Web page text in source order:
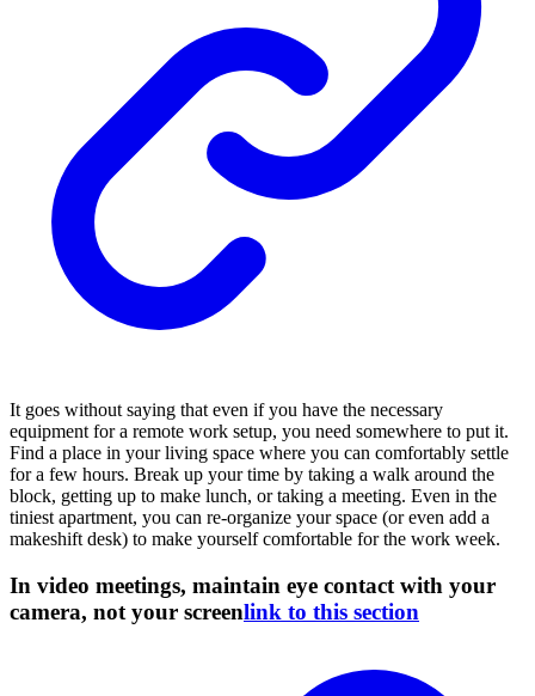
It goes without saying that even if you have the necessary
equipment for a remote work setup, you need somewhere to put it.
Find a place in your living space where you can comfortably settle
for a few hours. Break up your time by taking a walk around the
block, getting up to make lunch, or taking a meeting. Even in the
tiniest apartment, you can re-organize your space (or even add a
makeshift desk) to make yourself comfortable for the work week.
In video meetings, maintain eye contact with your
camera, not your screenlink to this section